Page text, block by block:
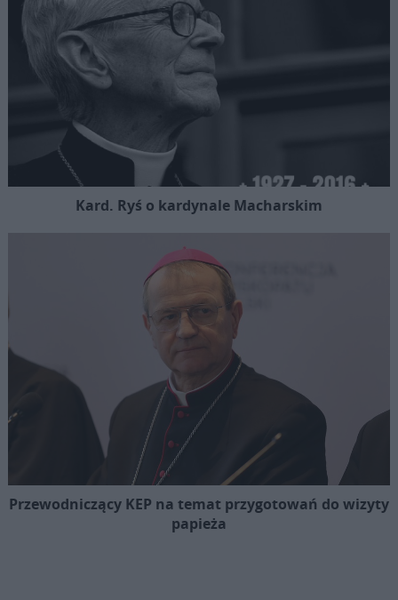
Kard. Ryś o kardynale Macharskim
Przewodniczący KEP na temat przygotowań do wizyty
papieża